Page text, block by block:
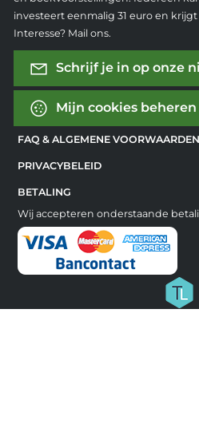
investeert eenmalig 31 euro en
Interesse? Mail ons.
Schrijf je in op onze
Mijn cookies beheren
FAQ & ALGEMENE VOORWAARDEN
PRIVACYBELEID
BETALING
Wij accepteren onderstaande